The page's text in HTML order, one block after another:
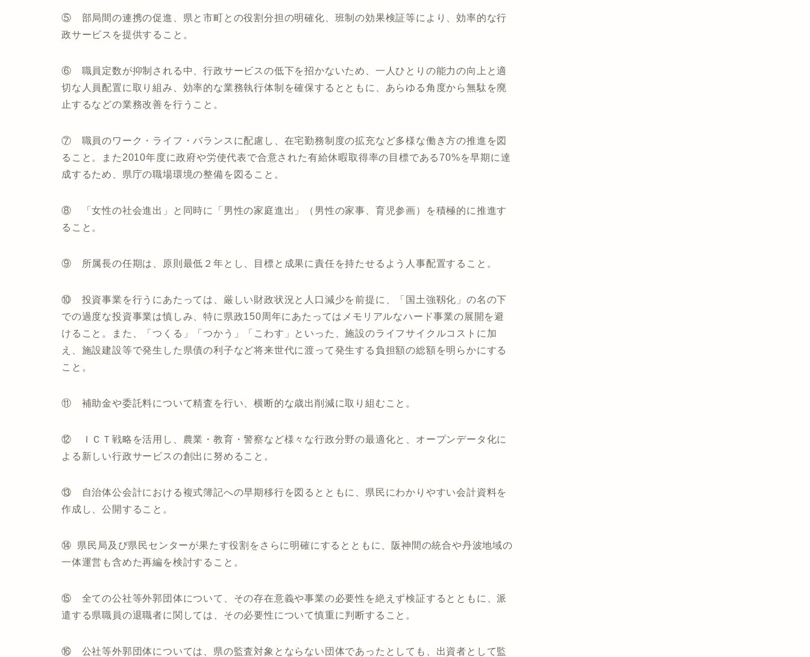
⑤ 部局間の連携の促進、県と市町との役割分担の明確化、班制の効果検証等により、効率的な行
政サービスを提供すること。
⑥ 職員定数が抑制される中、行政サービスの低下を招かないため、一人ひとりの能力の向上と適
切な人員配置に取り組み、効率的な業務執行体制を確保するとともに、あらゆる角度から無駄を廃
止するなどの業務改善を行うこと。
⑦ 職員のワーク・ライフ・バランスに配慮し、在宅勤務制度の拡充など多様な働き方の推進を図
ること。また2010年度に政府や労使代表で合意された有給休暇取得率の目標である70%を早期に達
成するため、県庁の職場環境の整備を図ること。
⑧ 「女性の社会進出」と同時に「男性の家庭進出」（男性の家事、育児参画）を積極的に推進す
ること。
⑨ 所属長の任期は、原則最低２年とし、目標と成果に責任を持たせるよう人事配置すること。
⑩ 投資事業を行うにあたっては、厳しい財政状況と人口減少を前提に、「国土強靱化」の名の下
での過度な投資事業は慎しみ、特に県政150周年にあたってはメモリアルなハード事業の展開を避
けること。また、「つくる」「つかう」「こわす」といった、施設のライフサイクルコストに加
え、施設建設等で発生した県債の利子など将来世代に渡って発生する負担額の総額を明らかにする
こと。
⑪ 補助金や委託料について精査を行い、横断的な歳出削減に取り組むこと。
⑫ ＩＣＴ戦略を活用し、農業・教育・警察など様々な行政分野の最適化と、オープンデータ化に
よる新しい行政サービスの創出に努めること。
⑬ 自治体公会計における複式簿記への早期移行を図るとともに、県民にわかりやすい会計資料を
作成し、公開すること。
⑭ 県民局及び県民センターが果たす役割をさらに明確にするとともに、阪神間の統合や丹波地域の
一体運営も含めた再編を検討すること。
⑮ 全ての公社等外郭団体について、その存在意義や事業の必要性を絶えず検証するとともに、派
遣する県職員の退職者に関しては、その必要性について慎重に判断すること。
⑯ 公社等外郭団体については、県の監査対象とならない団体であったとしても、出資者として監